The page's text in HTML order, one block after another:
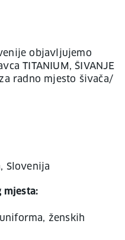
objavljujemo
TITANIUM, ŠIVANJE
za radno mjesto šivača/
Slovenija
mjesta:
ženskih